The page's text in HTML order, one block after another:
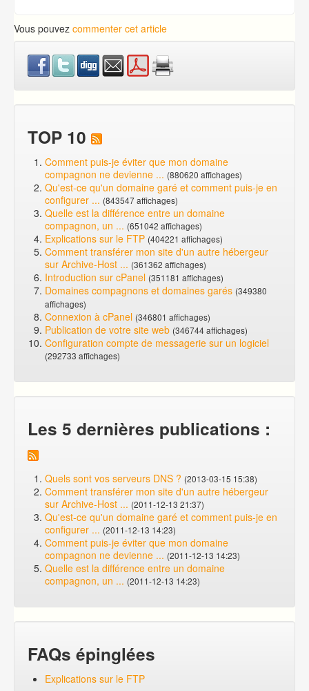
Vous pouvez commenter cet article
TOP 10
Comment puis-je éviter que mon domaine
compagnon ne devienne ... (880620 affichages)
Qu'est-ce qu'un domaine garé et comment puis-je en
configurer ... (843547 affichages)
Quelle est la différence entre un domaine
compagnon, un ... (651042 affichages)
Explications sur le FTP (404221 affichages)
Comment transférer mon site d'un autre hébergeur
sur Archive-Host ... (361362 affichages)
Introduction sur cPanel (351181 affichages)
Domaines compagnons et domaines garés (349380
affichages)
Connexion à cPanel (346801 affichages)
Publication de votre site web (346744 affichages)
Configuration compte de messagerie sur un logiciel
(292733 affichages)
Les 5 dernières publications :
Quels sont vos serveurs DNS ? (2013-03-15 15:38)
Comment transférer mon site d'un autre hébergeur
sur Archive-Host ... (2011-12-13 21:37)
Qu'est-ce qu'un domaine garé et comment puis-je en
configurer ... (2011-12-13 14:23)
Comment puis-je éviter que mon domaine
compagnon ne devienne ... (2011-12-13 14:23)
Quelle est la différence entre un domaine
compagnon, un ... (2011-12-13 14:23)
FAQs épinglées
Explications sur le FTP